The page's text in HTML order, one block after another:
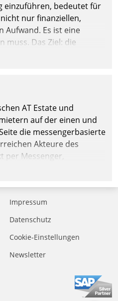
einzuführen, bedeutet für
nur finanziellen,
Aufwand. Es ist eine
muss. Das Ziel: die
Geschäftsabläufe. Damit
einige Grundregeln
AT Estate und
auf der einen und
die messengerbasierte
Akteure des
per Messenger,
empfangen oder
Impressum
Datenschutz
Cookie-Einstellungen
Newsletter